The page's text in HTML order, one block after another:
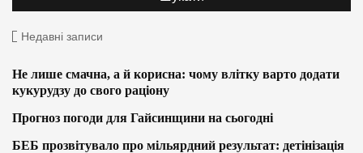
Недавні записи
Не лише смачна, а й корисна: чому влітку варто додати
кукурудзу до свого раціону
Прогноз погоди для Гайсинщини на сьогодні
БЕБ прозвітувало про мільярдний результат: детінізація